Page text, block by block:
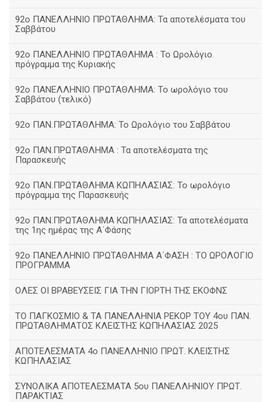
92ο ΠΑΝΕΛΛΗΝΙΟ ΠΡΩΤΑΘΛΗΜΑ: Τα αποτελέσματα του
Σαββάτου
92ο ΠΑΝΕΛΛΗΝΙΟ ΠΡΩΤΑΘΛΗΜΑ : Το Ωρολόγιο
πρόγραμμα της Κυριακής
92ο ΠΑΝΕΛΛΗΝΙΟ ΠΡΩΤΑΘΛΗΜΑ: Το ωρολόγιο του
Σαββάτου (τελικό)
92ο ΠΑΝ.ΠΡΩΤΑΘΛΗΜΑ: Το Ωρολόγιο του Σαββάτου
92ο ΠΑΝ.ΠΡΩΤΑΘΛΗΜΑ : Τα αποτελέσματα της
Παρασκευής
92o ΠΑΝ.ΠΡΩΤΑΘΛΗΜΑ ΚΩΠΗΛΑΣΙΑΣ: Το ωρολόγιο
πρόγραμμα της Παρασκευής
92ο ΠΑΝ.ΠΡΩΤΑΘΛΗΜΑ ΚΩΠΗΛΑΣΙΑΣ: Τα αποτελέσματα
της 1ης ημέρας της Α΄Φάσης
92ο ΠΑΝΕΛΛΗΝΙΟ ΠΡΩΤΑΘΛΗΜΑ Α΄ΦΑΣΗ : ΤΟ ΩΡΟΛΟΓΙΟ
ΠΡΟΓΡΑΜΜΑ
ΟΛΕΣ ΟΙ ΒΡΑΒΕΥΣΕΙΣ ΓΙΑ ΤΗΝ ΓΙΟΡΤΗ ΤΗΣ ΕΚΟΦΝΣ
TΟ ΠΑΓΚΟΣΜΙΟ & ΤΑ ΠΑΝΕΛΛΗΝΙΑ ΡΕΚΟΡ ΤΟΥ 4ου ΠΑΝ.
ΠΡΩΤΑΘΛΗΜΑΤΟΣ ΚΛΕΙΣΤΗΣ ΚΩΠΗΛΑΣΙΑΣ 2025
ΑΠΟΤΕΛΕΣΜΑΤΑ 4ο ΠΑΝΕΛΛΗΝΙΟ ΠΡΩΤ. ΚΛΕΙΣΤΗΣ
ΚΩΠΗΛΑΣΙΑΣ
ΣΥΝΟΛΙΚΑ ΑΠΟΤΕΛΕΣΜΑΤΑ 5ου ΠΑΝΕΛΛΗΝΙΟΥ ΠΡΩΤ.
ΠΑΡΑΚΤΙΑΣ